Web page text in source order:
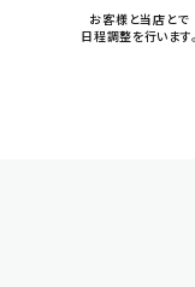
お客様と当店とで
日程調整を行います。